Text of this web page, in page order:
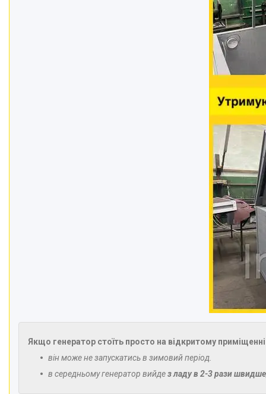
Якщо генератор стоїть просто на відкритому
він може не запускатись в зимовий період.
в середньому генератор вийдезладу в 2-3 рази швидше